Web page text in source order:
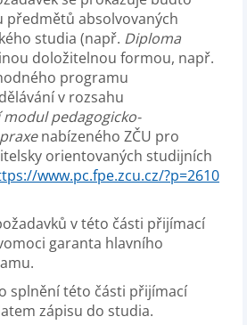
předmětů absolvovaných
studia (např. Diploma
doložitelnou formou, např.
programu
v rozsahu
pedagogicko-
nabízeného ZČU pro
orientovaných studijních
www.pc.fpe.zcu.cz/?p=2610
v této části přijímací
garanta hlavního
splnění této části přijímací
zápisu do studia.